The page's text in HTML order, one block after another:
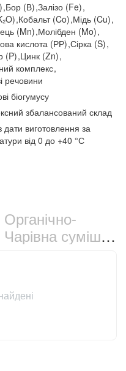
,Бор (В),Залізо (Fe),
,Кобальт (Co),Мідь (Cu),
(Mn),Молібден (Mo),
кислота (РР),Сірка (S),
(P),Цинк (Zn),
комплекс,
речовини
біогумусу
збалансований склад
дати виготовлення за
від 0 до +40 °С
Органічно-
суміш